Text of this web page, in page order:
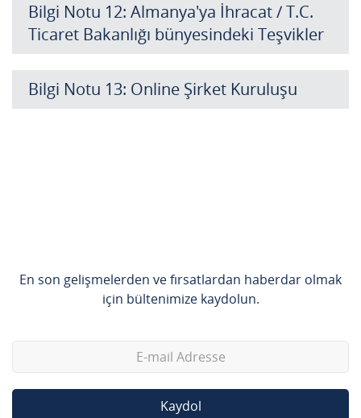
Bilgi Notu 12: Almanya'ya İhracat / T.C.
Ticaret Bakanlığı bünyesindeki Teşvikler
Bilgi Notu 13: Online Şirket Kuruluşu
En son gelişmelerden ve fırsatlardan haberdar olmak
için bültenimize kaydolun.
Kaydol